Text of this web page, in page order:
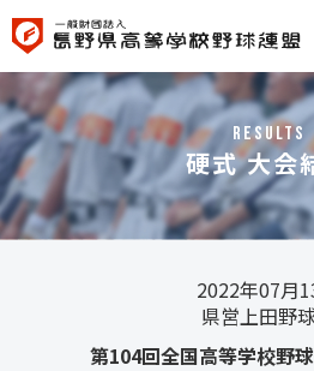
RESULTS
硬式 大会
2022年07月
県営上田野
第104回全国高等学校野